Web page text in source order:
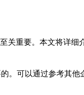
关重要。本文将详细
。可以通过参考其他